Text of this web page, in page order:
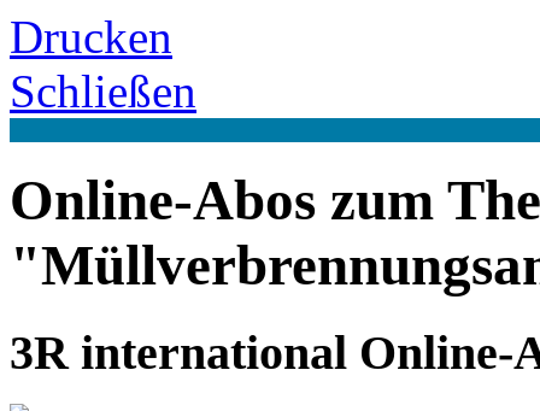
Drucken
Schließen
Online-Abos zum
3R international Online-